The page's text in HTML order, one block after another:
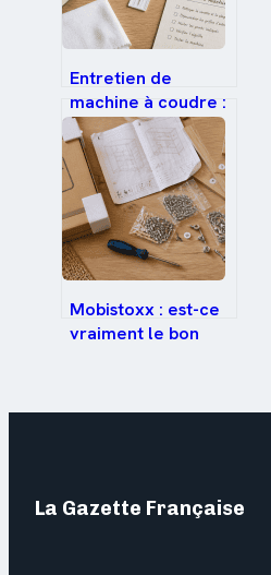
Entretien de
machine à coudre :
5 étapes pour une
mécanique fluide
et durable
Mobistoxx : est-ce
vraiment le bon
La Gazette Française